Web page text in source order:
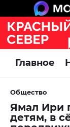
Главное
Общество
Ямал Ири
детям, в